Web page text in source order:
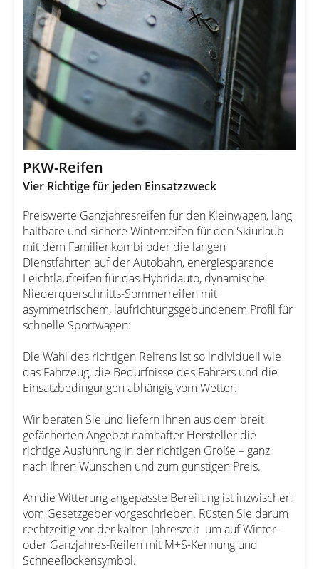
PKW-Reifen
Vier Richtige für jeden Einsatzzweck
Preiswerte Ganzjahresreifen für den Kleinwagen, lang
haltbare und sichere Winterreifen für den Skiurlaub
mit dem Familienkombi oder die langen
Dienstfahrten auf der Autobahn, energiesparende
Leichtlaufreifen für das Hybridauto, dynamische
Niederquerschnitts-Sommerreifen mit
asymmetrischem, laufrichtungsgebundenem Profil für
schnelle Sportwagen:
Die Wahl des richtigen Reifens ist so individuell wie
das Fahrzeug, die Bedürfnisse des Fahrers und die
Einsatzbedingungen abhängig vom Wetter.
Wir beraten Sie und liefern Ihnen aus dem breit
gefächerten Angebot namhafter Hersteller die
richtige Ausführung in der richtigen Größe – ganz
nach Ihren Wünschen und zum günstigen Preis.
An die Witterung angepasste Bereifung ist inzwischen
vom Gesetzgeber vorgeschrieben. Rüsten Sie darum
rechtzeitig vor der kalten Jahreszeit um auf Winter-
oder Ganzjahres-Reifen mit M+S-Kennung und
Schneeflockensymbol.